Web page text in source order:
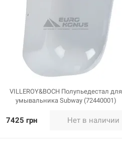
VILLEROY&BOCH Полупьедестал для
умывальника Subway (72440001)
7425 грн Нет в наличии